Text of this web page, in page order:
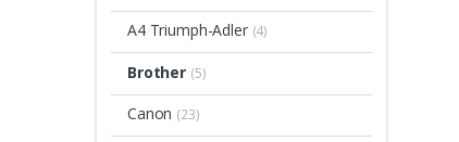
A4 Triumph-Adler (4)
Brother (5)
Canon (23)